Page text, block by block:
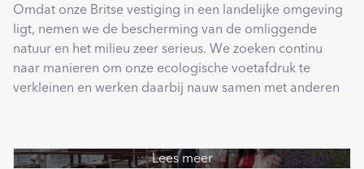
Omdat onze Britse vestiging in een landelijke omgeving
ligt, nemen we de bescherming van de omliggende
natuur en het milieu zeer serieus. We zoeken continu
naar manieren om onze ecologische voetafdruk te
verkleinen en werken daarbij nauw samen met anderen
Lees meer